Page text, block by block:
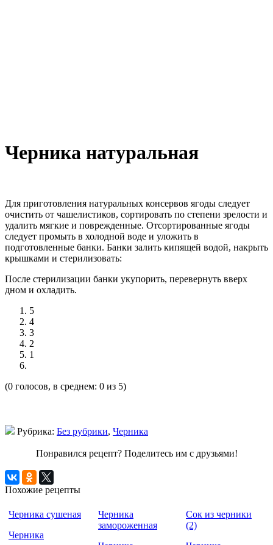
Черника натуральная
Для приготовления натуральных консервов ягоды следует
очистить от чашелистиков, сортировать по степени зрелости и
удалить мягкие и поврежденные. Отсортированные ягоды
следует промыть в холодной воде и уложить в
подготовленные банки. Банки залить кипящей водой, накрыть
крышками и стерилизовать:
После стерилизации банки укупорить, перевернуть вверх
дном и охладить.
5
4
3
2
1
(0 голосов, в среднем: 0 из 5)
Рубрика: Без рубрики, Черника
Понравился рецепт? Поделитесь им с друзьями!
Похожие рецепты
Черника сушеная
Черника
Черника
замороженная
Сок из черники
(2)